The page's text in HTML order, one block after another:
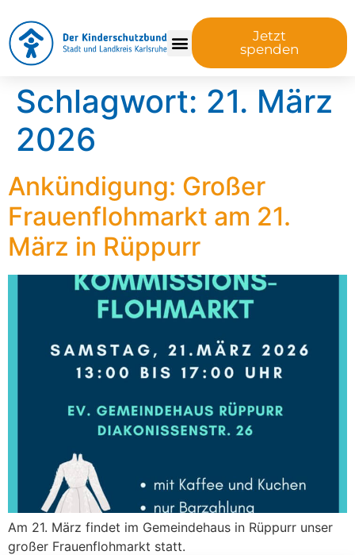
Jetzt
spenden
Schlagwort: 21. März
2026
Ankündigung: Großer
Frauenflohmarkt am 21.
März in Rüppurr
Am 21. März findet im Gemeindehaus in Rüppurr unser
großer Frauenflohmarkt statt.